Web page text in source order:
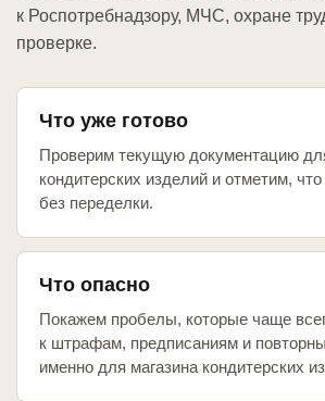
к Роспотребнадзору, МЧС, охране
проверке.
Что уже готово
Проверим текущую документацию
кондитерских изделий и отметим,
без переделки.
Что опасно
Покажем пробелы, которые чаще
к штрафам, предписаниям и
именно для магазина кондитерских